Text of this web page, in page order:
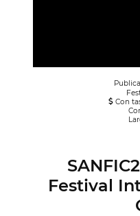
Con
Festival